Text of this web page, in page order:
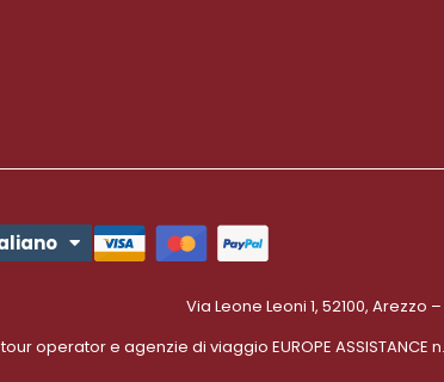
Via Leone Leoni 1, 52100,
operator e agenzie di viaggio EUROPE